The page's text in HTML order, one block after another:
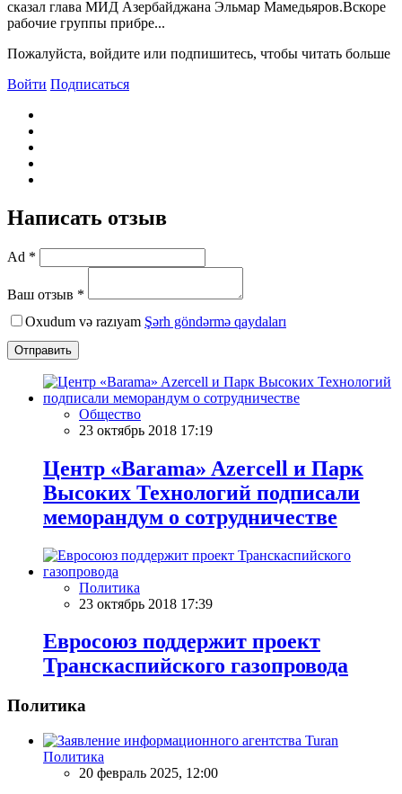
сказал глава МИД Азербайджана Эльмар Мамедьяров.Bскоре
рабочие группы прибре...
Пожалуйста, войдите или подпишитесь, чтобы читать больше
Войти Подписаться
Написать отзыв
Ad *
Ваш отзыв *
Oxudum və razıyam Şərh göndərmə qaydaları
Отправить
Общество
23 октябрь 2018 17:19
Центр «Barama» Azercell и Парк
Высоких Технологий подписали
меморандум о сотрудничестве
Политика
23 октябрь 2018 17:39
Евросоюз поддержит проект
Транскаспийского газопровода
Политика
Политика
20 февраль 2025, 12:00